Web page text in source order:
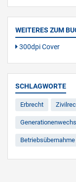
WEITERES ZUM
300dpi Cover
SCHLAGWORTE
Erbrecht
Betriebsübernahme